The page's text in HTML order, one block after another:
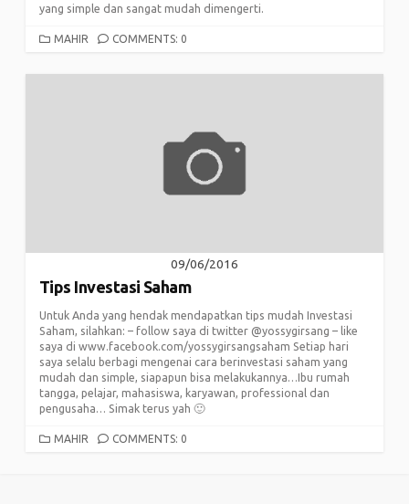
yang simple dan sangat mudah dimengerti.
CATEGORIES
MAHIR COMMENTS: 0
09/06/2016
Tips Investasi Saham
Untuk Anda yang hendak mendapatkan tips mudah Investasi
Saham, silahkan: – follow saya di twitter @yossygirsang – like
saya di www.facebook.com/yossygirsangsaham Setiap hari
saya selalu berbagi mengenai cara berinvestasi saham yang
mudah dan simple, siapapun bisa melakukannya…Ibu rumah
tangga, pelajar, mahasiswa, karyawan, professional dan
pengusaha… Simak terus yah 🙂
CATEGORIES
MAHIR COMMENTS: 0